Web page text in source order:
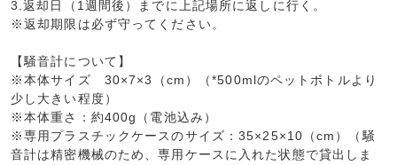
3.返却日（1週間後）までに上記場所に返しに行く。
※返却期限は必ず守ってください。
【騒音計について】
※本体サイズ 30×7×3（cm）（*500mlのペットボトルより
少し大きい程度）
※本体重さ：約400g（電池込み）
※専用プラスチックケースのサイズ：35×25×10（cm）（騒
音計は精密機械のため、専用ケースに入れた状態で貸出しま